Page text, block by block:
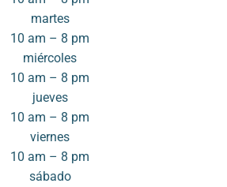
martes
10 am – 8 pm
miércoles
10 am – 8 pm
jueves
10 am – 8 pm
viernes
10 am – 8 pm
sábado